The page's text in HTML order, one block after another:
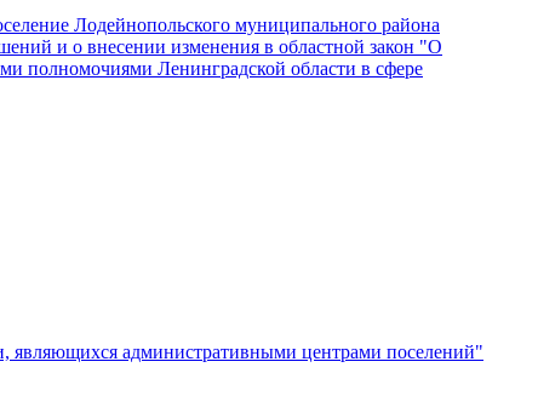
Лодейнопольского муниципального района
и о внесении изменения в областной закон "О
полномочиями Ленинградской области в сфере
являющихся административными центрами поселений"